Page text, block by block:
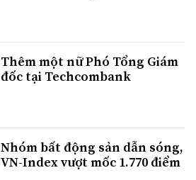
Thêm một nữ Phó Tổng Giám
đốc tại Techcombank
Nhóm bất động sản dẫn sóng,
VN-Index vượt mốc 1.770 điểm